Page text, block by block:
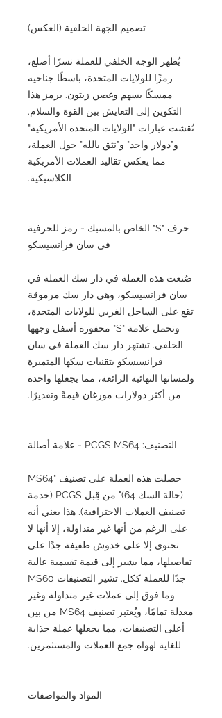
تصميم الجهة الخلفية (العكس)
يُظهر الوجه الخلفي للعملة نسرًا أصلع،
رمزًا للولايات المتحدة، باسطًا جناحيه
ممسكًا بسهم وغصن زيتون. يرمز هذا
التكوين إلى التعايش بين القوة والسلام.
نُقشت عبارات "الولايات المتحدة الأمريكية"
و"دولار واحد" و"نثق بالله" حول العملة،
مما يعكس تقاليد العملات الأمريكية
الكلاسيكية.
حرف "S" الخاص بالمسبك - رمز للحرفية
في سان فرانسيسكو
صُنعت هذه العملة في دار سك العملة في
سان فرانسيسكو، وهي دار سك مرموقة
تقع على الساحل الغربي للولايات المتحدة،
وتحمل علامة "S" محفورة أسفل وجهها
الخلفي. تشتهر دار سك العملة في سان
فرانسيسكو بتقنيات سكها المتميزة
ولمساتها النهائية الرائعة، مما يجعلها واحدة
من أكثر دولارات مورغان قيمةً وتقديرًا.
التصنيف: PCGS MS64 - علامة أصالة
حصلت هذه العملة على تصنيف "MS64
(حالة السك 64)" من قِبل PCGS (خدمة
تصنيف العملات الاحترافية). هذا يعني أنه
على الرغم من أنها غير متداولة، إلا أنها لا
تحتوي إلا على خدوش طفيفة جدًا على
تفاصيلها، مما يشير إلى قيمة تقييمية عالية
جدًا للعملة ككل. تشير التصنيفات MS60
وما فوق إلى عملات غير متداولة وغير
معدلة تمامًا، ويُعتبر تصنيف MS64 من بين
أعلى التصنيفات، مما يجعلها عملة جذابة
للغاية لهواة جمع العملات والمستثمرين.
المواد والمواصفات